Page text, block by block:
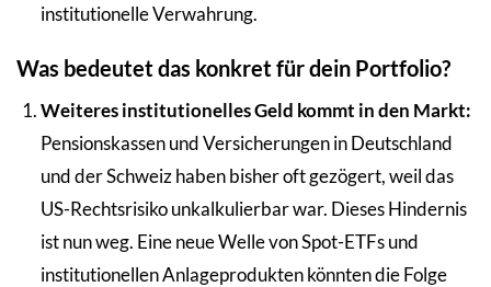
institutionelle Verwahrung.
Was bedeutet das konkret für dein Portfolio?
Weiteres institutionelles Geld kommt in den Markt:
Pensionskassen und Versicherungen in Deutschland
und der Schweiz haben bisher oft gezögert, weil das
US-Rechtsrisiko unkalkulierbar war. Dieses Hindernis
ist nun weg. Eine neue Welle von Spot-ETFs und
institutionellen Anlageprodukten könnten die Folge